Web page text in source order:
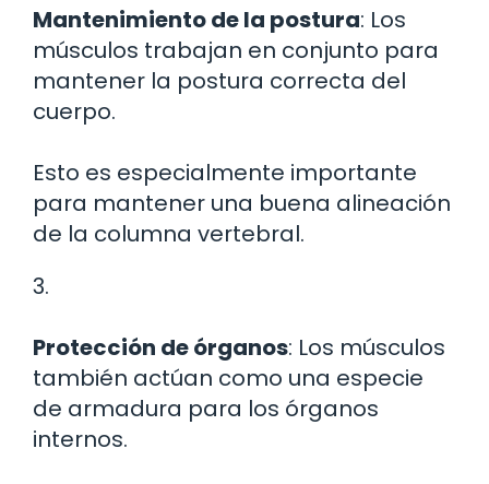
Mantenimiento de la postura: Los
músculos trabajan en conjunto para
mantener la postura correcta del
cuerpo.
Esto es especialmente importante
para mantener una buena alineación
de la columna vertebral.
3.
Protección de órganos: Los músculos
también actúan como una especie
de armadura para los órganos
internos.